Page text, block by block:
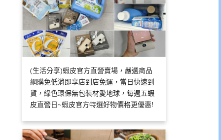
(生活分享)蝦皮官方直營賣場，嚴選商品
網購免低消即享店到店免運，當日快速到
貨，綠色環保無包裝材愛地球，每週五蝦
皮直營日~蝦皮官方特選好物價格更優惠!